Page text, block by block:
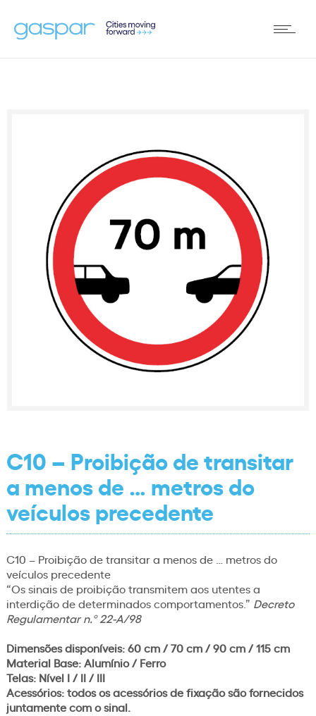
C10 – Proibição de transitar
a menos de … metros do
veículos precedente
C10 – Proibição de transitar a menos de … metros do
veículos precedente
“Os sinais de proibição transmitem aos utentes a
interdição de determinados comportamentos.” Decreto
Regulamentar n.º 22-A/98
Dimensões disponíveis: 60 cm / 70 cm / 90 cm / 115 cm
Material Base: Alumínio / Ferro
Telas: Nível I / II / III
Acessórios: todos os acessórios de fixação são fornecidos
juntamente com o sinal.